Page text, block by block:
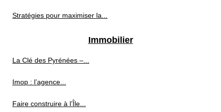
Stratégies pour maximiser la...
Immobilier
La Clé des Pyrénées –...
Imop : l’agence...
Faire construire à l’Île...